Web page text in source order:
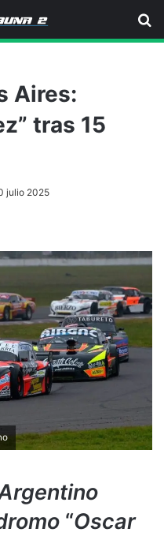
Aires:
tras 15
julio 2025
“Oscar